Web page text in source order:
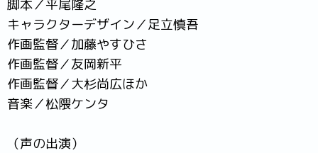
脚本／平尾隆之
キャラクターデザイン／足立慎吾
作画監督／加藤やすひさ
作画監督／友岡新平
作画監督／大杉尚広ほか
音楽／松隈ケンタ
（声の出演）